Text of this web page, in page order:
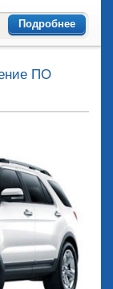
Подробнее
ПО